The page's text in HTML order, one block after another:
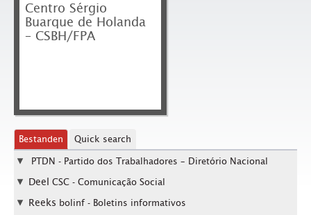
Centro Sérgio
Buarque de Holanda
– CSBH/FPA
Bestanden Quick search
PTDN - Partido dos Trabalhadores – Diretório Nacional
Deel CSC - Comunicação Social
Reeks bolinf - Boletins informativos